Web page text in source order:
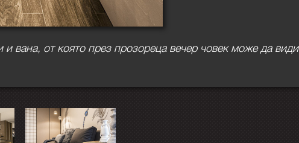
вана, от която през прозореца вечер човек може да види